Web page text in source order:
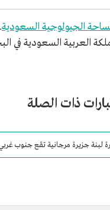
الجيولوجية السعودية.
العربية السعودية في
ذات الصلة
لبنة جزيرة مرجانية تقع جنوب